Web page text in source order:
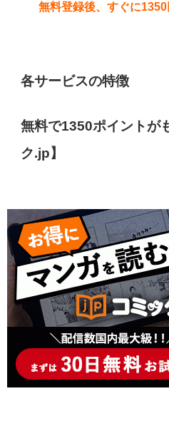
無料登録後、すぐに1350
各サービスの特徴
無料で1350ポイントが
ク.jp】